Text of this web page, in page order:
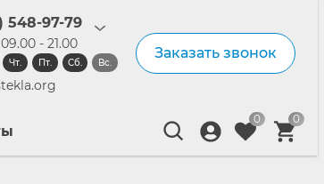
548-97-79
- 21.00
Чт. Пт. Сб. Вс.
Заказать звонок
0 0